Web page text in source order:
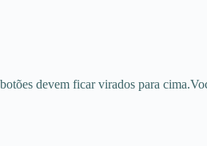
devem ficar virados para